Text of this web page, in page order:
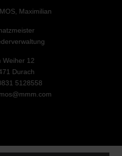
Maximilian
Weiher 12
Durach
5128558